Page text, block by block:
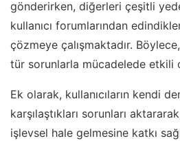
gönderirken, diğerleri çeşitli
kullanıcı forumlarından
çözmeye çalışmaktadır.
tür sorunlarla mücadelede etkili
Ek olarak, kullanıcıların kendi
karşılaştıkları sorunları
işlevsel hale gelmesine katkı